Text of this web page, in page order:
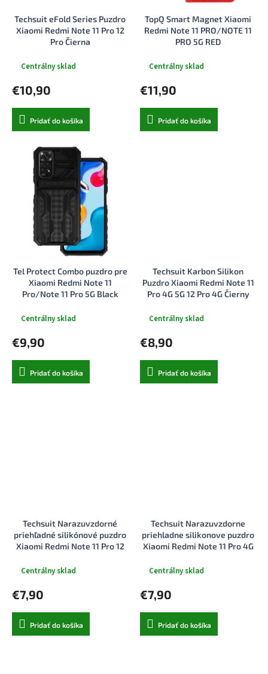
Techsuit eFold Series Puzdro
Xiaomi Redmi Note 11 Pro 12
Pro Čierna
Centrálny sklad
€10,90
Pridať do košíka
TopQ Smart Magnet Xiaomi
Redmi Note 11 PRO/NOTE 11
PRO 5G RED
Centrálny sklad
€11,90
Pridať do košíka
Tel Protect Combo puzdro pre
Xiaomi Redmi Note 11
Pro/Note 11 Pro 5G Black
Centrálny sklad
€9,90
Pridať do košíka
Techsuit Karbon Silikon
Puzdro Xiaomi Redmi Note 11
Pro 4G 5G 12 Pro 4G Čierny
Centrálny sklad
€8,90
Pridať do košíka
Techsuit Narazuvzdorné
priehľadné silikónové puzdro
Xiaomi Redmi Note 11 Pro 12
Centrálny sklad
€7,90
Pridať do košíka
Techsuit Narazuvzdorne
priehladne silikonove puzdro
Xiaomi Redmi Note 11 Pro 4G
Dymova cierna
Centrálny sklad
€7,90
Pridať do košíka